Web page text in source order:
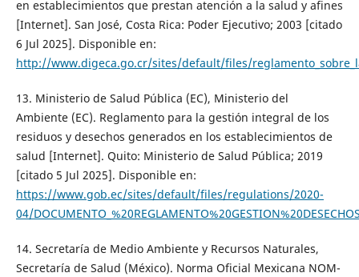
en establecimientos que prestan atención a la salud y afines
[Internet]. San José, Costa Rica: Poder Ejecutivo; 2003 [citado
6 Jul 2025]. Disponible en:
http://www.digeca.go.cr/sites/default/files/
13. Ministerio de Salud Pública (EC), Ministerio del
Ambiente (EC). Reglamento para la gestión integral de los
residuos y desechos generados en los establecimientos de
salud [Internet]. Quito: Ministerio de Salud Pública; 2019
[citado 5 Jul 2025]. Disponible en:
https://www.gob.ec/sites/default/files/regulations/2020-
04/
14. Secretaría de Medio Ambiente y Recursos Naturales,
Secretaría de Salud (México). Norma Oficial Mexicana NOM-